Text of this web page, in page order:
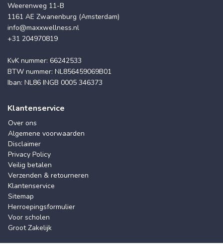
Weerenweg 11-B
1161 AE Zwanenburg (Amsterdam)
info@maxxwellness.nl
+31 204970819
KvK nummer: 66242533
BTW nummer: NL856459069B01
Iban: NL86 INGB 0005 346373
Klantenservice
Over ons
Algemene voorwaarden
Disclaimer
Privacy Policy
Veilig betalen
Verzenden & retourneren
Klantenservice
Sitemap
Herroepingsformulier
Voor scholen
Groot Zakelijk